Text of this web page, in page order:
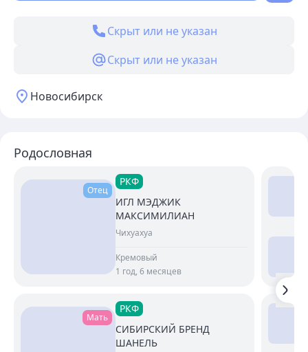
Новосибирск
Скрыт или не указан
Скрыт или не указан
Родословная
Отец
РКФ
ИГЛ МЭДЖИК
МАКСИМИЛИАН
Чихуахуа
Кремовый
1 год, 6 месяцев
Мать
РКФ
СИБИРСКИЙ БРЕНД
ШАНЕЛЬ